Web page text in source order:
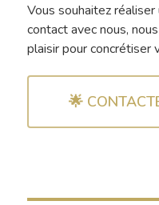
Vous souhaitez
contact avec nous,
plaisir pour concrétiser
🌟